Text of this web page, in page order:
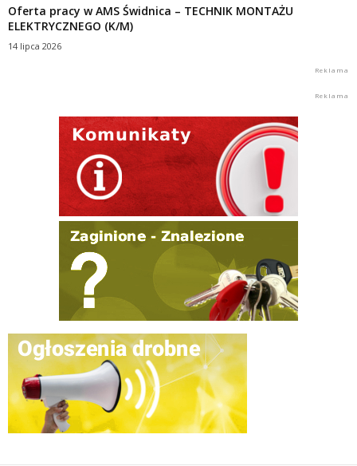
Oferta pracy w AMS Świdnica – TECHNIK MONTAŻU
ELEKTRYCZNEGO (K/M)
14 lipca 2026